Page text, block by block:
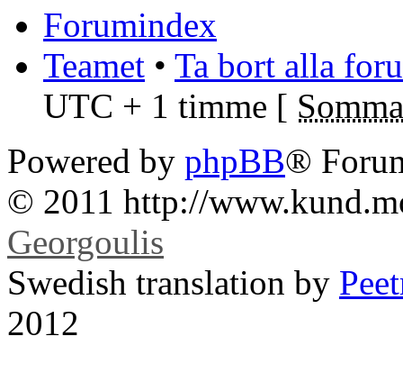
Forumindex
Teamet • Ta bort alla
UTC + 1 timme [
Powered by phpBB®
© 2011 http://
Georgoulis
Swedish translation by
2012